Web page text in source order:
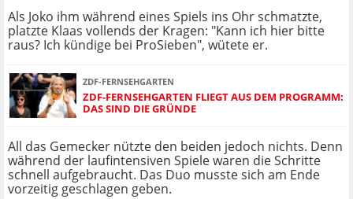
Als Joko ihm während eines Spiels ins Ohr schmatzte,
platzte Klaas vollends der Kragen: "Kann ich hier bitte
raus? Ich kündige bei ProSieben", wütete er.
ZDF-FERNSEHGARTEN
ZDF-FERNSEHGARTEN FLIEGT AUS DEM PROGRAMM:
DAS SIND DIE GRÜNDE
All das Gemecker nützte den beiden jedoch nichts. Denn
während der laufintensiven Spiele waren die Schritte
schnell aufgebraucht. Das Duo musste sich am Ende
vorzeitig geschlagen geben.